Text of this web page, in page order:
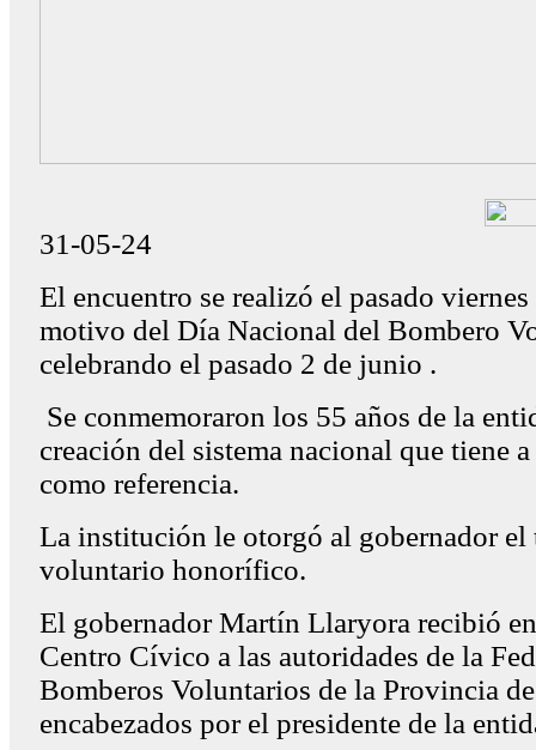
31-05-24
El encuentro se realizó el pasado
motivo del Día Nacional del Bombero
celebrando el pasado 2 de junio .
Se conmemoraron los 55 años de la
creación del sistema nacional que tiene
como referencia.
La institución le otorgó al gobernador
voluntario honorífico.
El gobernador Martín Llaryora recibió
Centro Cívico a las autoridades de la
Bomberos Voluntarios de la Provincia
encabezados por el presidente de la